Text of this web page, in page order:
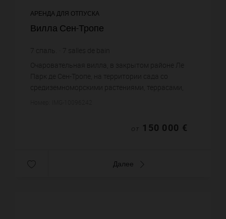
АРЕНДА ДЛЯ ОТПУСКА
Вилла Сен-Тропе
7 спаль. 7 salles de bain
Очаровательная вилла, в закрытом районе Ле
Парк де Сен-Тропе, на территории сада со
средиземноморскими растениями, террасами,
ОТ 150 000 €
Далее